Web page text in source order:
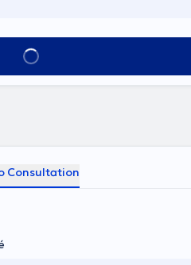
Voir tout
Consultation